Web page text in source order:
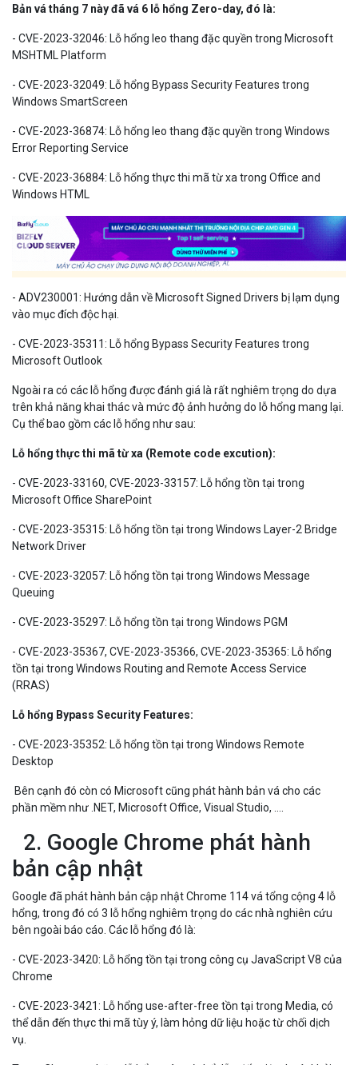
Bản vá tháng 7 này đã vá 6 lỗ hổng Zero-day, đó là:
- CVE-2023-32046: Lỗ hổng leo thang đặc quyền trong Microsoft
MSHTML Platform
- CVE-2023-32049: Lỗ hổng Bypass Security Features trong
Windows SmartScreen
- CVE-2023-36874: Lỗ hổng leo thang đặc quyền trong Windows
Error Reporting Service
- CVE-2023-36884: Lỗ hổng thực thi mã từ xa trong Office and
Windows HTML
- ADV230001: Hướng dẫn về Microsoft Signed Drivers bị lạm dụng
vào mục đích độc hại.
- CVE-2023-35311: Lỗ hổng Bypass Security Features trong
Microsoft Outlook
Ngoài ra có các lỗ hổng được đánh giá là rất nghiêm trọng do dựa
trên khả năng khai thác và mức độ ảnh hưởng do lỗ hổng mang lại.
Cụ thể bao gồm các lỗ hổng như sau:
Lỗ hổng thực thi mã từ xa (Remote code excution):
- CVE-2023-33160, CVE-2023-33157: Lỗ hổng tồn tại trong
Microsoft Office SharePoint
- CVE-2023-35315: Lỗ hổng tồn tại trong Windows Layer-2 Bridge
Network Driver
- CVE-2023-32057: Lỗ hổng tồn tại trong Windows Message
Queuing
- CVE-2023-35297: Lỗ hổng tồn tại trong Windows PGM
- CVE-2023-35367, CVE-2023-35366, CVE-2023-35365: Lỗ hổng
tồn tại trong Windows Routing and Remote Access Service
(RRAS)
Lỗ hổng Bypass Security Features:
- CVE-2023-35352: Lỗ hổng tồn tại trong Windows Remote
Desktop
Bên cạnh đó còn có Microsoft cũng phát hành bản vá cho các
phần mềm như .NET, Microsoft Office, Visual Studio, ....
2. Google Chrome phát hành
bản cập nhật
Google đã phát hành bản cập nhật Chrome 114 vá tổng cộng 4 lỗ
hổng, trong đó có 3 lỗ hổng nghiêm trọng do các nhà nghiên cứu
bên ngoài báo cáo. Các lỗ hổng đó là:
- CVE-2023-3420: Lỗ hổng tồn tại trong công cụ JavaScript V8 của
Chrome
- CVE-2023-3421: Lỗ hổng use-after-free tồn tại trong Media, có
thể dẫn đến thực thi mã tùy ý, làm hỏng dữ liệu hoặc từ chối dịch
vụ.